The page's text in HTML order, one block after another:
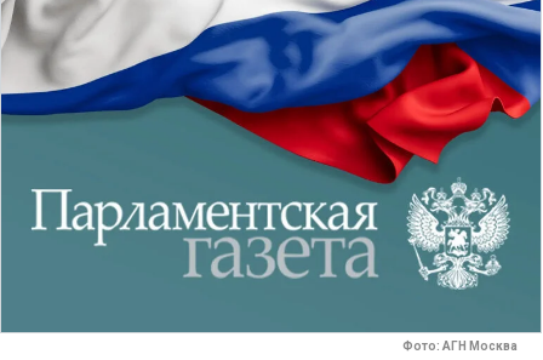
Фото: АГН Москва